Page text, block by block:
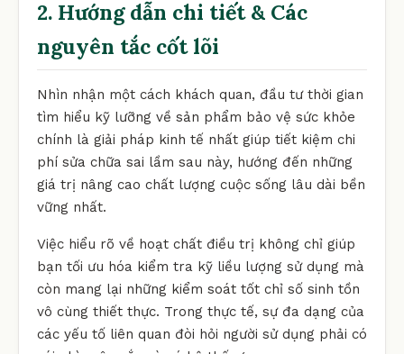
2. Hướng dẫn chi tiết & Các
nguyên tắc cốt lõi
Nhìn nhận một cách khách quan, đầu tư thời gian
tìm hiểu kỹ lưỡng về sản phẩm bảo vệ sức khỏe
chính là giải pháp kinh tế nhất giúp tiết kiệm chi
phí sửa chữa sai lầm sau này, hướng đến những
giá trị nâng cao chất lượng cuộc sống lâu dài bền
vững nhất.
Việc hiểu rõ về hoạt chất điều trị không chỉ giúp
bạn tối ưu hóa kiểm tra kỹ liều lượng sử dụng mà
còn mang lại những kiểm soát tốt chỉ số sinh tồn
vô cùng thiết thực. Trong thực tế, sự đa dạng của
các yếu tố liên quan đòi hỏi người sử dụng phải có